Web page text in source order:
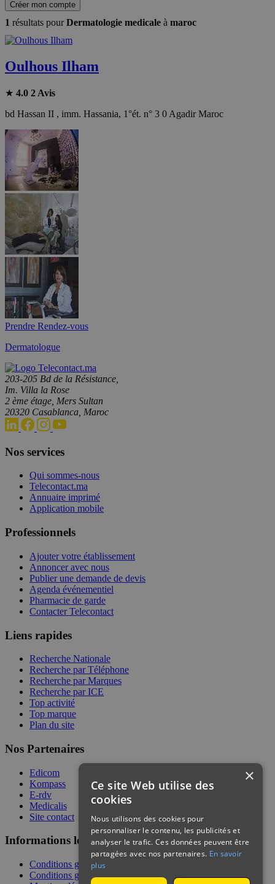
Créer mon compte
1 résultats pourDermatologie medicale à maroc
Oulhous Ilham
★ 4.0 2 Avis
bd Hassan II , imm. Hassania, 1°ét. n° 3 0 Agadir Maroc
Prendre Rendez-vous
Dermatologue
203-205 Bd de la Résistance,
Im. Villa la Rose
2 ème étage, Mers Sultan
20320 Casablanca, Maroc
Nos services
Qui sommes-nous
Telecontact.ma
Annuaire imprimé
Application mobile
Professionnels
Ajouter votre établissement
Annoncer avec nous
Publier une demande de devis
Agenda événementiel
Pharmacie de garde
Contacter Telecontact
Liens rapides
Recherche Nationale
Recherche par Téléphone
Recherche par Marques
Recherche par ICE
Top activité
Top marque
Plan du site
Nos Partenaires
Edicom
Kompass
E-rdv
Medicalis
Site contact
Informations légales
Conditions générales de services
Conditions générales de vente
×
Ce site Web utilise des
cookies
Nous utilisons des cookies pour
personnaliser le contenu, les publicités et
analyser le trafic. Ces données peuvent être
partagées avec nos partenaires. En savoir
plus